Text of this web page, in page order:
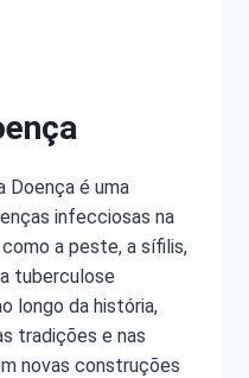
Doença é uma
infecciosas na
a peste, a sífilis,
tuberculose
longo da história,
tradições e nas
novas construções